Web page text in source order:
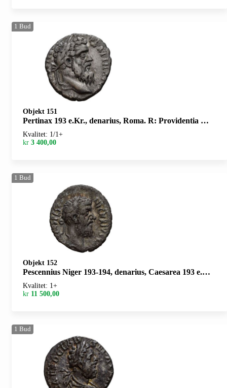
1 Bud
Objekt 151
Pertinax 193 e.Kr., denarius, Roma. R: Providentia stående
Kvalitet: 1/1+
kr 3 400,00
1 Bud
Objekt 152
Pescennius Niger 193-194, denarius, Caesarea 193 e.Kr. Victoria stående mot venstre. Revers skjevt preget/reverse struck off center
Kvalitet: 1+
kr 11 500,00
1 Bud